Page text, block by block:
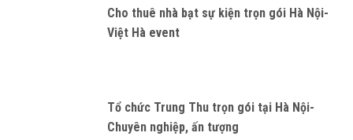
Cho thuê nhà bạt sự kiện trọn gói Hà Nội-
Việt Hà event
Tổ chức Trung Thu trọn gói tại Hà Nội-
Chuyên nghiệp, ấn tượng